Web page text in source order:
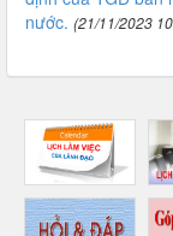
nước. (21/11/2023